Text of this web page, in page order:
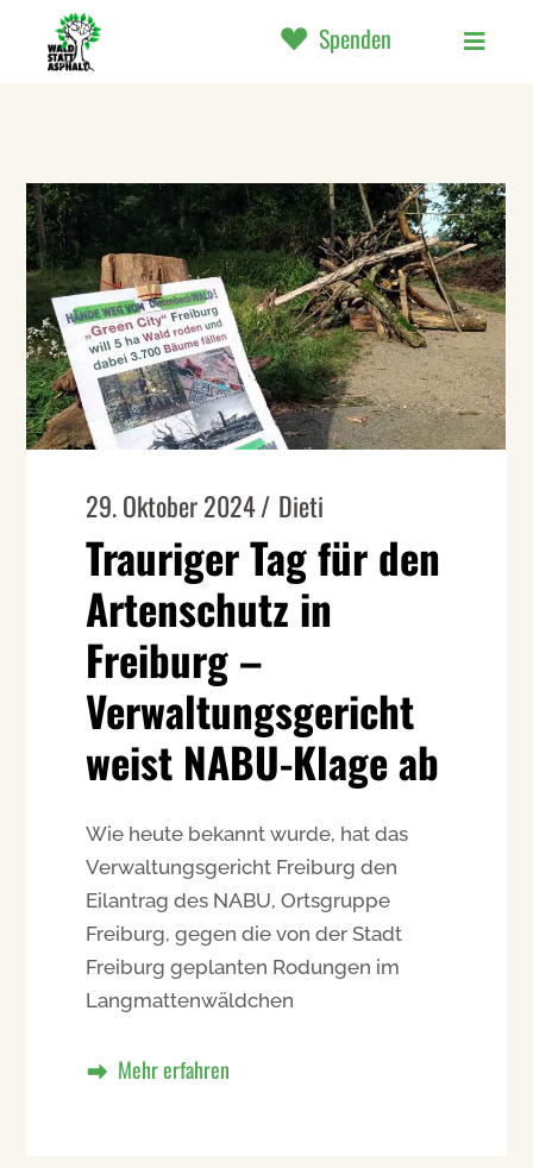
Spenden
29. Oktober 2024 Dieti
Trauriger Tag für den
Artenschutz in
Freiburg –
Verwaltungsgericht
weist NABU-Klage ab
Wie heute bekannt wurde, hat das
Verwaltungsgericht Freiburg den
Eilantrag des NABU, Ortsgruppe
Freiburg, gegen die von der Stadt
Freiburg geplanten Rodungen im
Langmattenwäldchen